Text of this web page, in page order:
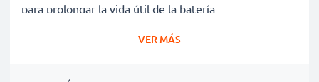
para prolongar la vida útil de la batería
VER MÁS